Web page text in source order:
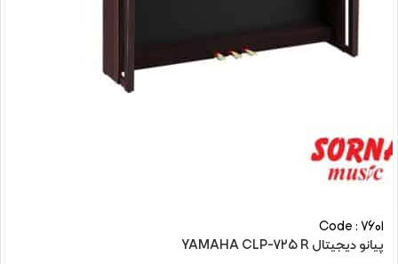
Code : 7601
پیانو دیجیتال YAMAHA CLP-725 R